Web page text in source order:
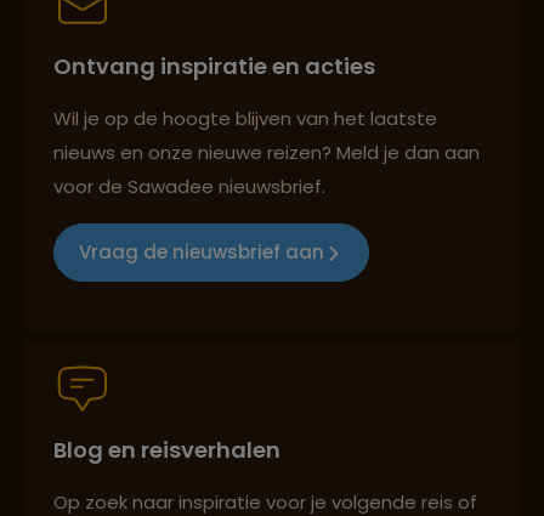
Reizen met oog voor mens, cultuur en milieu
Persoonlijk en deskundig reisadvies
Ontvang inspiratie en acties
Wil je op de hoogte blijven van het laatste
nieuws en onze nieuwe reizen? Meld je dan aan
voor de Sawadee nieuwsbrief.
Vraag de nieuwsbrief aan
Blog en reisverhalen
Op zoek naar inspiratie voor je volgende reis of